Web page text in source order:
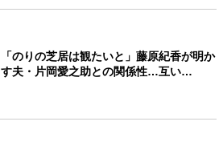
「のりの芝居は観たいと」藤原紀香が明か
す夫・片岡愛之助との関係性…互い…